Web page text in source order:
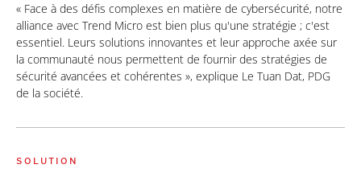
« Face à des défis complexes en matière de cybersécurité, notre
alliance avec Trend Micro est bien plus qu'une stratégie ; c'est
essentiel. Leurs solutions innovantes et leur approche axée sur
la communauté nous permettent de fournir des stratégies de
sécurité avancées et cohérentes », explique Le Tuan Dat, PDG
de la société.
SOLUTION